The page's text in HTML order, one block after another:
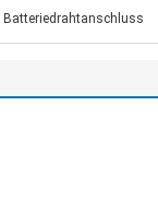
Batteriedrahtanschluss